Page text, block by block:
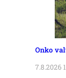
Onko
7.8.2026